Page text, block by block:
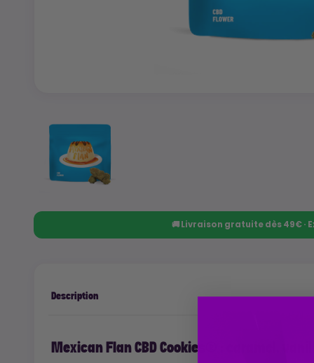
🚚 Livraison gratuite dès 49€ ·
Description
Mexican Flan CBD Cookies® : caramel,